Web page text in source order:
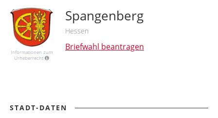
Informationen zum
Urheberrecht
Spangenberg
Hessen
Briefwahl beantragen
STADT-DATEN